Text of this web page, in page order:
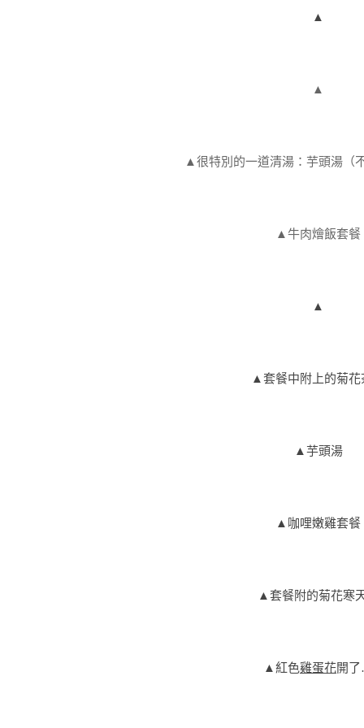
▲
▲
▲ 很特別的一道清湯：芋頭湯（
▲牛肉燴飯套餐
▲
▲ 套餐中附上的菊花
▲ 芋頭湯
▲ 咖哩嫩雞套餐
▲ 套餐附的菊花寒
▲ 紅色雞蛋花開